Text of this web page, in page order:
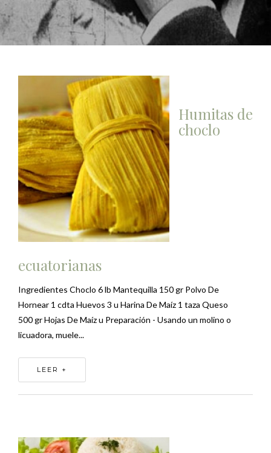
Humitas de
choclo
ecuatorianas
Ingredientes Choclo 6 lb Mantequilla 150 gr Polvo De
Hornear 1 cdta Huevos 3 u Harina De Maíz 1 taza Queso
500 gr Hojas De Maíz u Preparación - Usando un molino o
licuadora, muele...
LEER +